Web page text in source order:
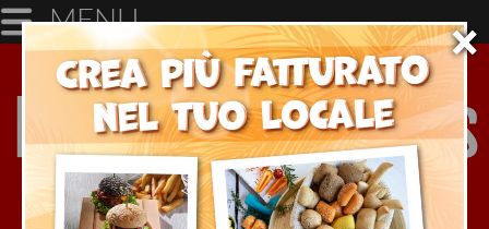
×
MENU